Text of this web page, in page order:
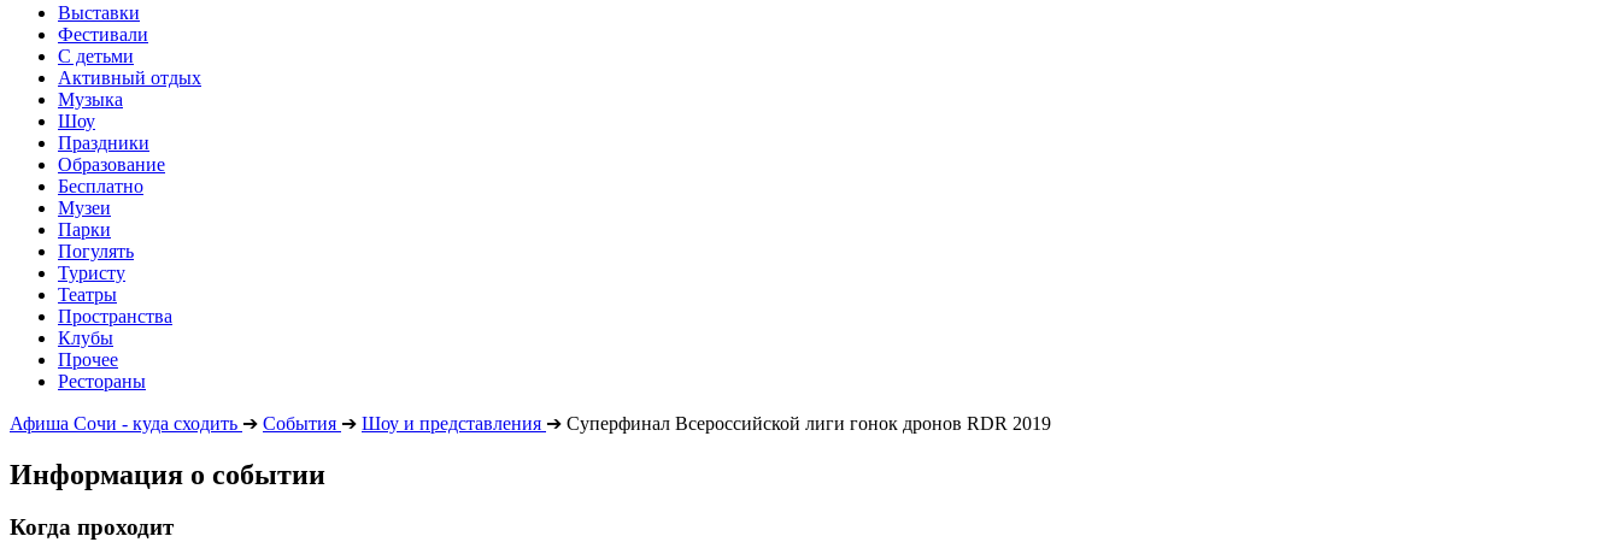
Выставки
Фестивали
С детьми
Активный отдых
Музыка
Шоу
Праздники
Образование
Бесплатно
Музеи
Парки
Погулять
Туристу
Театры
Пространства
Клубы
Прочее
Рестораны
Афиша Сочи - куда сходить ➔ События ➔ Шоу и представления ➔ Суперфинал Всероссийской лиги гонок дронов RDR 2019
Информация о событии
Когда проходит